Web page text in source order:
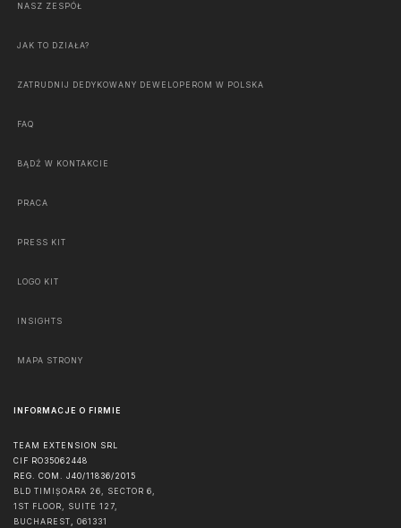
NASZ ZESPÓŁ
JAK TO DZIAŁA?
ZATRUDNIJ DEDYKOWANY DEWELOPEROM W POLSKA
FAQ
BĄDŹ W KONTAKCIE
PRACA
PRESS KIT
LOGO KIT
INSIGHTS
MAPA STRONY
INFORMACJE O FIRMIE
TEAM EXTENSION SRL
CIF RO35062448
REG. COM. J40/11836/2015
BLD TIMIȘOARA 26, SECTOR 6,
1ST FLOOR, SUITE 127,
BUCHAREST, 061331